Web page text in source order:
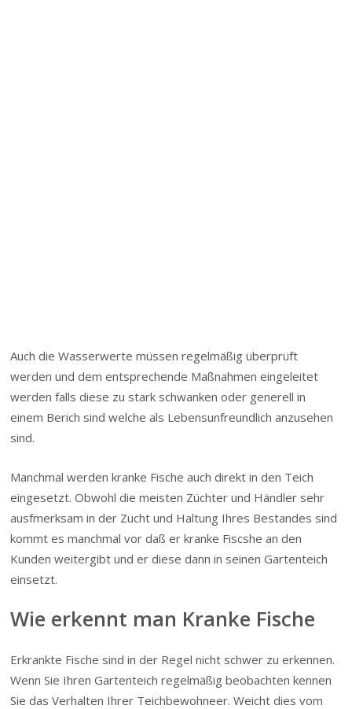
Auch die Wasserwerte müssen regelmäßig überprüft
werden und dem entsprechende Maßnahmen eingeleitet
werden falls diese zu stark schwanken oder generell in
einem Berich sind welche als Lebensunfreundlich anzusehen
sind.
Manchmal werden kranke Fische auch direkt in den Teich
eingesetzt. Obwohl die meisten Züchter und Händler sehr
ausfmerksam in der Zucht und Haltung Ihres Bestandes sind
kommt es manchmal vor daß er kranke Fiscshe an den
Kunden weitergibt und er diese dann in seinen Gartenteich
einsetzt.
Wie erkennt man Kranke Fische
Erkrankte Fische sind in der Regel nicht schwer zu erkennen.
Wenn Sie Ihren Gartenteich regelmäßig beobachten kennen
Sie das Verhalten Ihrer Teichbewohneer. Weicht dies vom